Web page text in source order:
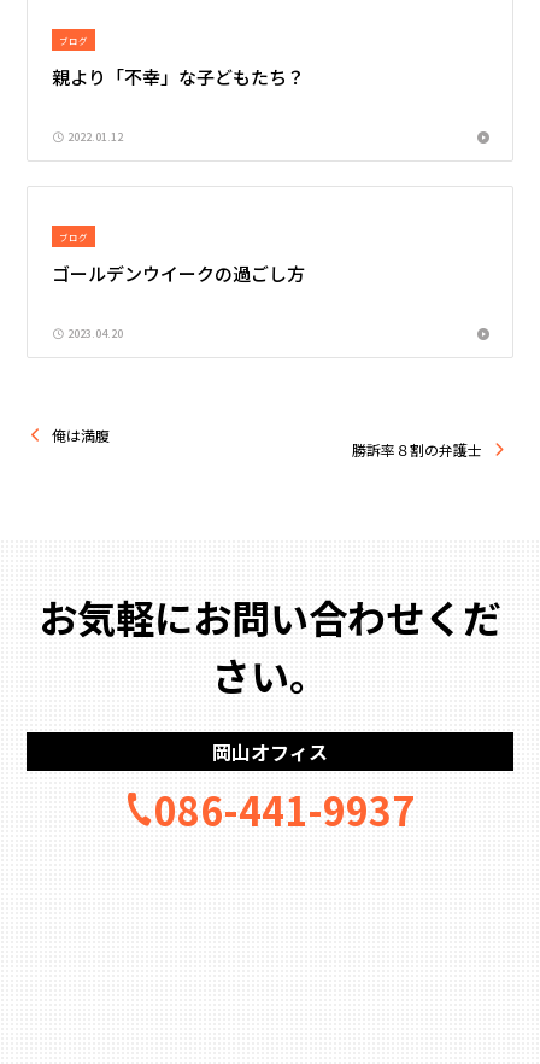
ブログ
親より「不幸」な子どもたち？
2022.01.12
ブログ
ゴールデンウイークの過ごし方
2023.04.20
俺は満腹
勝訴率８割の弁護士
お気軽にお問い合わせくだ
さい。
岡山オフィス
086-441-9937